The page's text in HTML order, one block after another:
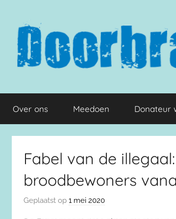
inhoud
springen
Doorbraak.eu
Over ons Meedoen Donateur
Fabel van de
broodbewoners
Geplaatst op 1 mei 2020